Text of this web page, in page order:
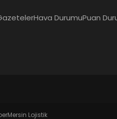
Hava DurumuPuan
Mersin Lojistik